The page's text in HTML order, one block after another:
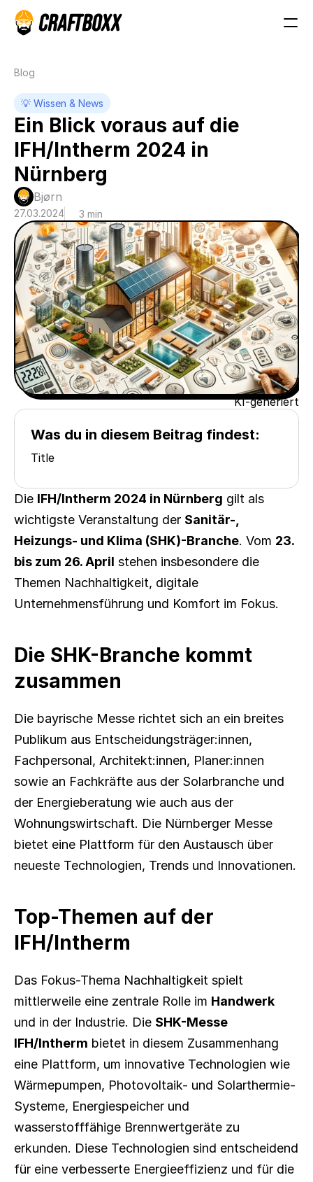
Blog
💡 Wissen & News
Ein Blick voraus auf die
IFH/Intherm 2024 in
Nürnberg
Bjørn
27.03.2024 3 min
KI-generiert
Was du in diesem Beitrag findest:
Title
Die IFH/Intherm 2024 in Nürnberg gilt als
wichtigste Veranstaltung der Sanitär-,
Heizungs- und Klima (SHK)-Branche. Vom 23.
bis zum 26. April stehen insbesondere die
Themen Nachhaltigkeit, digitale
Unternehmensführung und Komfort im Fokus.
Die SHK-Branche kommt
zusammen
Die bayrische Messe richtet sich an ein breites
Publikum aus Entscheidungsträger:innen,
Fachpersonal, Architekt:innen, Planer:innen
sowie an Fachkräfte aus der Solarbranche und
der Energieberatung wie auch aus der
Wohnungswirtschaft. Die Nürnberger Messe
bietet eine Plattform für den Austausch über
neueste Technologien, Trends und Innovationen.
Top-Themen auf der
IFH/Intherm
Das Fokus-Thema Nachhaltigkeit spielt
mittlerweile eine zentrale Rolle im Handwerk
und in der Industrie. Die SHK-Messe
IFH/Intherm bietet in diesem Zusammenhang
eine Plattform, um innovative Technologien wie
Wärmepumpen, Photovoltaik- und Solarthermie-
Systeme, Energiespeicher und
wasserstofffähige Brennwertgeräte zu
erkunden. Diese Technologien sind entscheidend
für eine verbesserte Energieeffizienz und für die